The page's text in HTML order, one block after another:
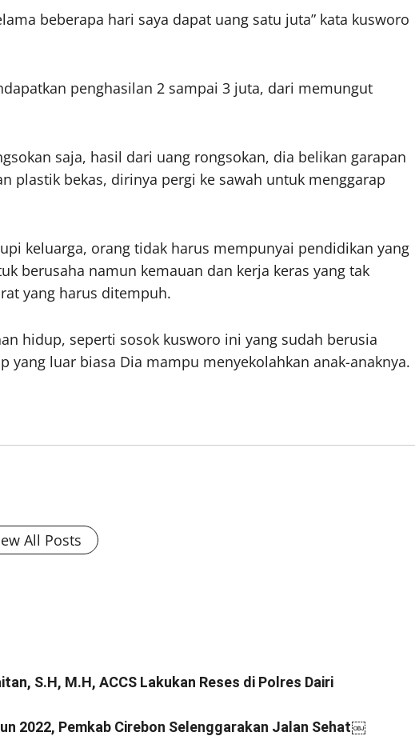
beberapa hari saya dapat uang satu juta” kata kusworo
penghasilan 2 sampai 3 juta, dari memungut
saja, hasil dari uang rongsokan, dia belikan garapan
plastik bekas, dirinya pergi ke sawah untuk menggarap
keluarga, orang tidak harus mempunyai pendidikan yang
berusaha namun kemauan dan kerja keras yang tak
yang harus ditempuh.
hidup, seperti sosok kusworo ini yang sudah berusia
yang luar biasa Dia mampu menyekolahkan anak-anaknya.
All Posts
S.H, M.H, ACCS Lakukan Reses di Polres Dairi
2022, Pemkab Cirebon Selenggarakan Jalan Sehat￼